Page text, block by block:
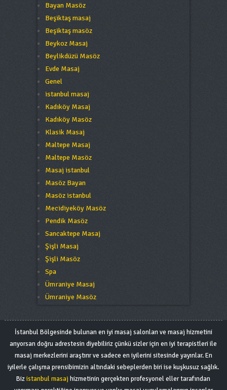
Bayan Masöz
Beşiktaş masaj
Beşiktaş masöz
Beykoz Masaj
Beylikdüzü Masöz
Evde Masaj
Genel
istanbul masaj
Kadıköy Masaj
Kadıköy Masöz
Klasik Masaj
Maltepe Masaj
Maltepe Masöz
Masaj istanbul
Masöz Bayan
Masöz istanbul
Mecidiyeköy Masöz
Pendik Masöz
Sancaktepe Masaj
Şişli Masaj
Şişli Masöz
Spa
Ümraniye Masaj
Ümraniye Masöz
İstanbul Bölgesinde bulunan en iyi masaj salonları ve masaj hizmetini
arıyorsan doğru adrestesin diyebiliriz çünkü sizler için en iyi terapistleri ile
masaj merkezlerini araştırır ve sadece en iyilerini sitesinde yayınlar. En
iyilerle çalışma prensibimizin altındaki sebeplerden biri ise kuşkusuz sağlık.
Bizistanbul masaj hizmetinin gerçekten profesyonel eller tarafından